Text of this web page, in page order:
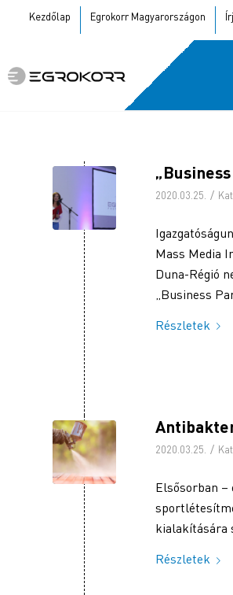
Kezdőlap Egrokorr Magyarországon
2020.03.25. /
Mass Media
Duna-Régió
„Business
Részletek
2020.03.25. /
Elsősorban –
kialakítására
Részletek